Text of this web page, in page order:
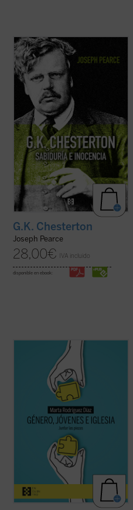
Edición 150 aniversario del nacimiento de
Chesterton.
«Pearce consigue que la vida de
Chesterton fluya con pulso de novela (...)
Leer
G.K. Chesterton. Sabiduría e inocencia
es altamente recomendable, salvo que uno
prefiera pasar ...(ver ficha)
G.K. Chesterton
Joseph Pearce
28,00€ IVA incluido
disponible en ebook:
Alrededor del género se ha abierto una
enorme brecha que separa a padres e
hijos, nietos y abuelos. No hay quien se
entienda y se escuche. En las familias es
motivo de disputa, los hijos no se sienten
acogidos y los padres se frustran ante
(ver ficha)